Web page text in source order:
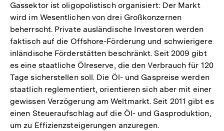
Gassektor ist oligopolistisch organisiert: Der Markt
wird im Wesentlichen von drei Großkonzernen
beherrscht. Private ausländische Investoren werden
faktisch auf die Offshore-Förderung und schwierigere
inländische Förderstätten beschränkt. Seit 2009 gibt
es eine staatliche Ölreserve, die den Verbrauch für 120
Tage sicherstellen soll. Die Öl- und Gaspreise werden
staatlich reglementiert, orientieren sich aber mit einer
gewissen Verzögerung am Weltmarkt. Seit 2011 gibt es
einen Steueraufschlag auf die Öl- und Gasproduktion,
um zu Effizienzsteigerungen anzuregen.